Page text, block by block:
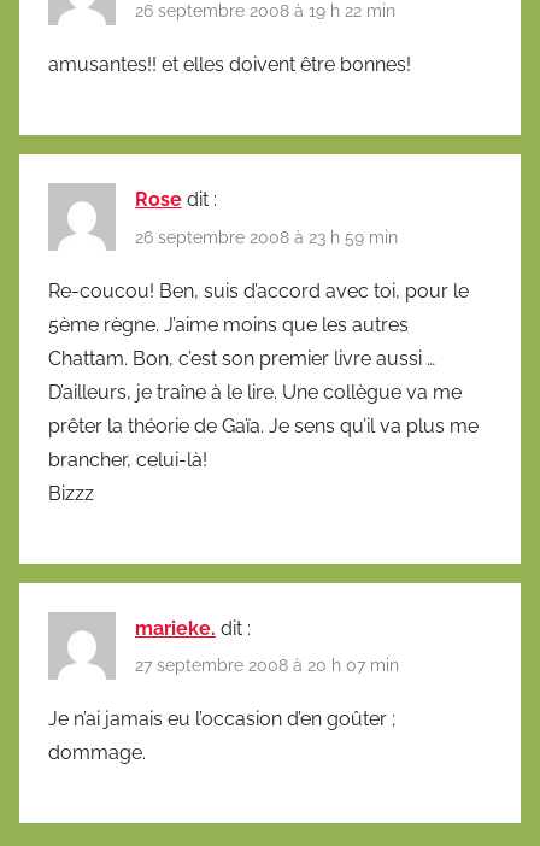
26 septembre 2008 à 19 h 22 min
amusantes!! et elles doivent être bonnes!
Rose dit :
26 septembre 2008 à 23 h 59 min
Re-coucou! Ben, suis d’accord avec toi, pour le
5ème règne. J’aime moins que les autres
Chattam. Bon, c’est son premier livre aussi …
D’ailleurs, je traîne à le lire. Une collègue va me
prêter la théorie de Gaïa. Je sens qu’il va plus me
brancher, celui-là!
Bizzz
marieke. dit :
27 septembre 2008 à 20 h 07 min
Je n’ai jamais eu l’occasion d’en goûter ;
dommage.